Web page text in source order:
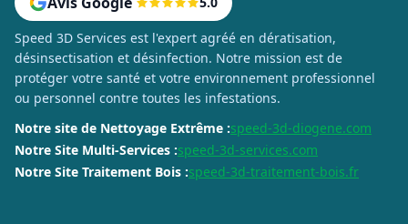
Speed 3D Services est l'expert agréé en dératisation,
désinsectisation et désinfection. Notre mission est de
protéger votre santé et votre environnement professionnel
ou personnel contre toutes les infestations.
Notre site de Nettoyage Extrême :speed-3d-diogene.com
Notre Site Multi-Services :speed-3d-services.com
Notre Site Traitement Bois :speed-3d-traitement-bois.fr